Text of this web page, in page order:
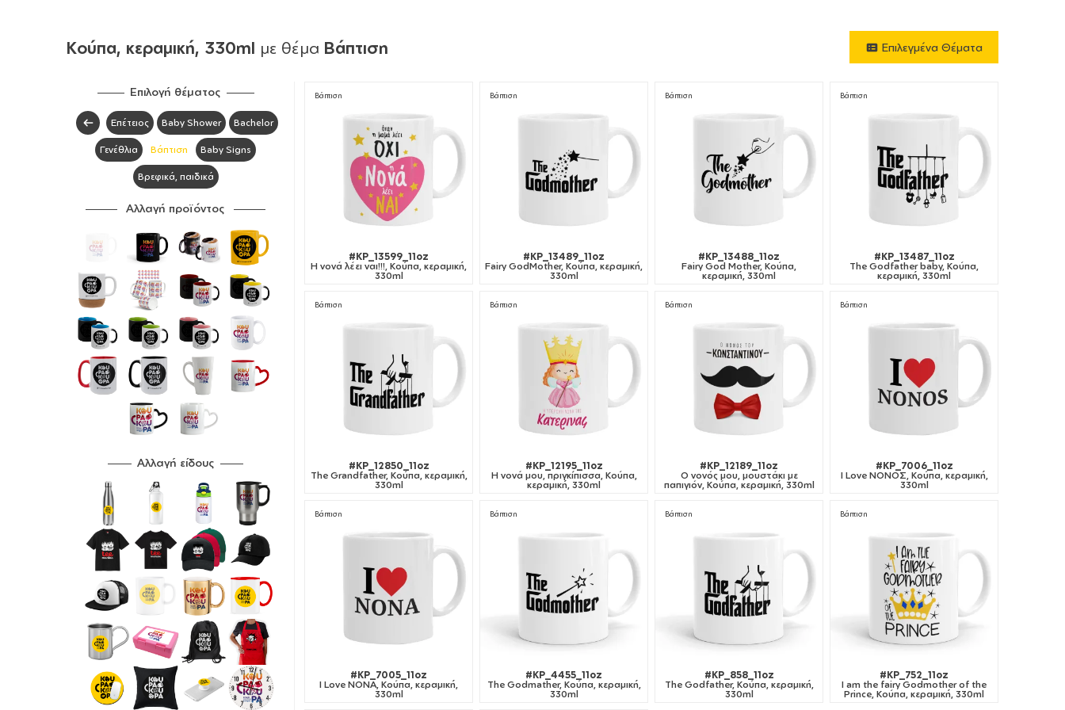
Επιλεγμένα Θέματα
Κούπα, κεραμική, 330ml με θέμα Βάπτιση
Επιλογή θέματος
Επέτειος Baby Shower Bachelor
Γενέθλια Βάπτιση Baby Signs
Βρεφικά, παιδικά
Αλλαγή προϊόντος
Αλλαγή είδους
Βάπτιση
#KP_13599_11oz
Η νονά λέει ναι!!!, Κούπα, κεραμική,
330ml
Βάπτιση
#KP_13489_11oz
Fairy GodMother, Κούπα, κεραμική,
330ml
Βάπτιση
#KP_13488_11oz
Fairy God Mother, Κούπα,
κεραμική, 330ml
Βάπτιση
#KP_13487_11oz
The Godfather baby, Κούπα,
κεραμική, 330ml
Βάπτιση
#KP_12850_11oz
The Grandfather, Κούπα, κεραμική,
330ml
Βάπτιση
#KP_12195_11oz
Η νονά μου, πριγκίπισσα, Κούπα,
κεραμική, 330ml
Βάπτιση
#KP_12189_11oz
Ο νονός μου, μουστάκι με
παπιγιόν, Κούπα, κεραμική, 330ml
Βάπτιση
#KP_7006_11oz
I Love ΝΟΝΟΣ, Κούπα, κεραμική,
330ml
Βάπτιση
#KP_7005_11oz
I Love ΝΟΝΑ, Κούπα, κεραμική,
330ml
Βάπτιση
#KP_4455_11oz
The Godmather, Κούπα, κεραμική,
330ml
Βάπτιση
#KP_858_11oz
The Godfather, Κούπα, κεραμική,
330ml
Βάπτιση
#KP_752_11oz
I am the fairy Godmother of the
Prince, Κούπα, κεραμική, 330ml